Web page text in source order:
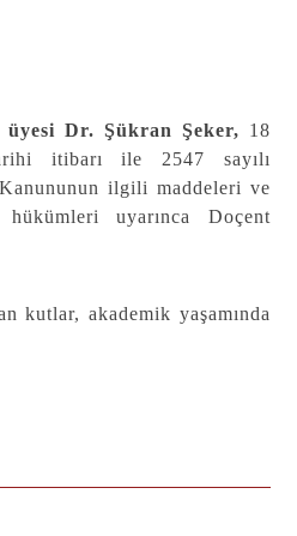
üyesi Dr. Şükran Şeker, 18
itibarı ile 2547 sayılı
ilgili maddeleri ve
uyarınca Doçent
kutlar, akademik yaşamında